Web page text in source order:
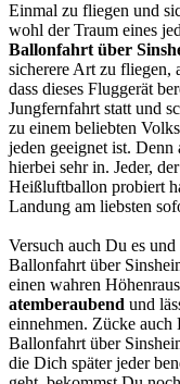
Einmal zu fliegen und
wohl der Traum eines
Ballonfahrt über
sicherere Art zu fliegen,
dass dieses Fluggerät
Jungfernfahrt statt und
zu einem beliebten
jeden geeignet ist. Denn
hierbei sehr in. Jeder,
Heißluftballon probiert
Landung am liebsten
Versuch auch Du es
Ballonfahrt über
einen wahren
atemberaubend und
einnehmen. Zücke
Ballonfahrt über
die Dich später jeder